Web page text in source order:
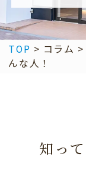
TOP > コラム >
んな人！
知っ